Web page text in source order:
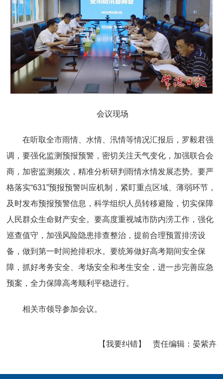
会议现场
在听取全市雨情、水情、汛情等情况汇报后，罗毅君强
调，要强化监测预报预警，密切关注天气变化，加强联合会
商，加密监测频次，精准分析研判雨情水情发展态势。要严
格落实“631”预报预警叫应机制，紧盯重点区域、薄弱环节，
及时发布预报预警信息，科学组织人员转移避险，切实保障
人民群众生命财产安全。要高度重视城市防内涝工作，强化
巡查值守，加强风险隐患排查整治，提前合理预置排涝设
备，做到第一时间抢排积水。要统筹做好高考期间安全保
障，抓好考务安全、考场安全和考生安全，进一步完善应急
预案，全力保障高考顺利平稳进行。
相关市领导参加会议。
【我要纠错】 责任编辑： 晏紫卉